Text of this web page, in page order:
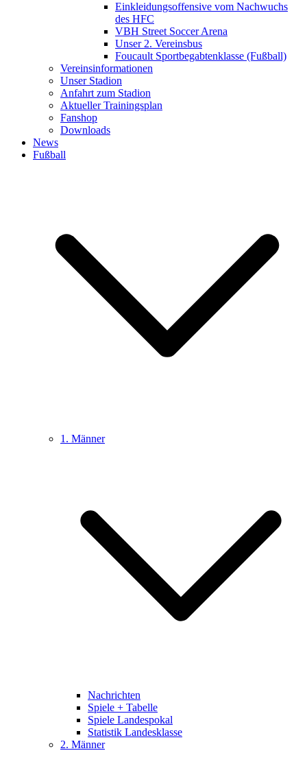
Einkleidungsoffensive vom Nachwuchs
des HFC
VBH Street Soccer Arena
Unser 2. Vereinsbus
Foucault Sportbegabtenklasse (Fußball)
Vereinsinformationen
Unser Stadion
Anfahrt zum Stadion
Aktueller Trainingsplan
Fanshop
Downloads
News
Fußball
1. Männer
Nachrichten
Spiele + Tabelle
Spiele Landespokal
Statistik Landesklasse
2. Männer